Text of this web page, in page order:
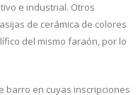
e industrial. Otros
de cerámica de colores
del mismo faraón, por lo
barro en cuyas inscripciones